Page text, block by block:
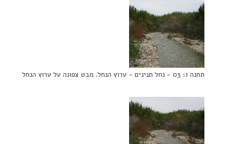
תחנה 1: 03 - נחל תנינים - ערוץ הנחל. מבט צפונה על ערוץ הנחל